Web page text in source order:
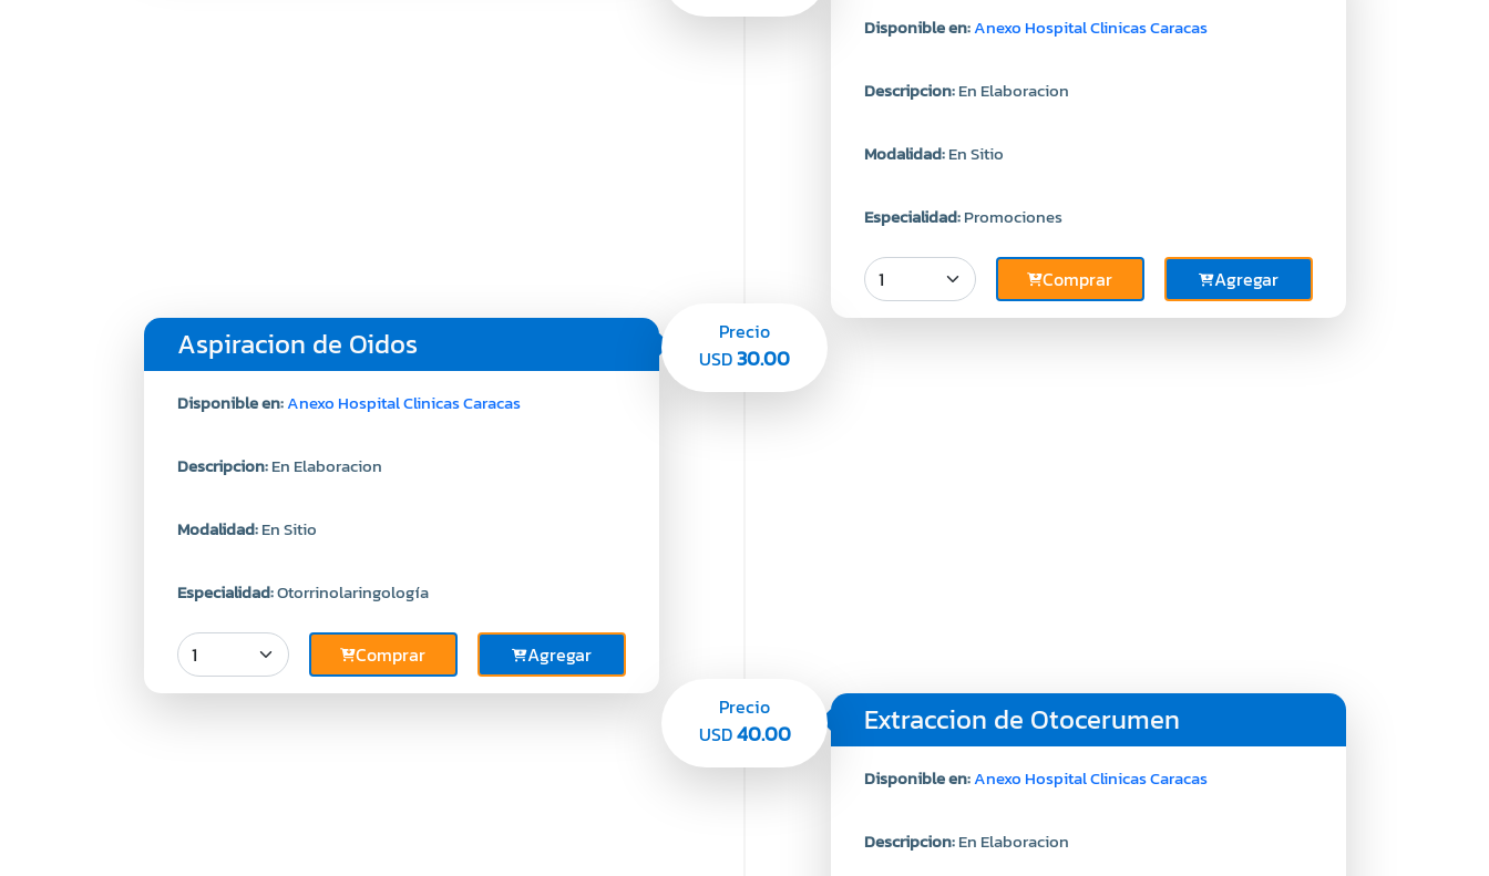
Disponible en:Anexo Hospital Clinicas Caracas
Descripcion:En Elaboracion
Modalidad:En Sitio
Especialidad:Promociones
Comprar Agregar
Aspiracion de Oidos
Disponible en:Anexo Hospital Clinicas Caracas
Descripcion:En Elaboracion
Modalidad:En Sitio
Especialidad:Otorrinolaringología
Comprar Agregar
Precio
USD30.00
Extraccion de Otocerumen
Disponible en:Anexo Hospital Clinicas Caracas
Descripcion:En Elaboracion
Precio
USD40.00